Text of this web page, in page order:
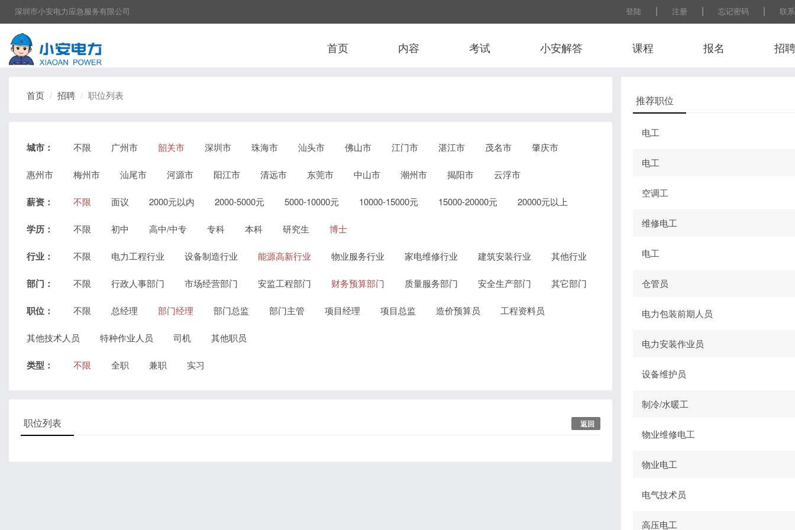
深圳市小安电力应急服务有限公司 登陆 | 注册 | 忘记密码 | 联
首页 内容 考试 小安解答 课程 报名 招聘
首页 招聘 职位列表
城市： 不限 广州市 韶关市 深圳市 珠海市 汕头市 佛山市 江门市 湛江市 茂名市 肇庆市
惠州市 梅州市 汕尾市 河源市 阳江市 清远市 东莞市 中山市 潮州市 揭阳市 云浮市
薪资： 不限 面议 2000元以内 2000-5000元 5000-10000元 10000-15000元 15000-20000元 20000元以上
学历： 不限 初中 高中/中专 专科 本科 研究生 博士
行业： 不限 电力工程行业 设备制造行业 能源高新行业 物业服务行业 家电维修行业 建筑安装行业 其他行业
部门： 不限 行政人事部门 市场经营部门 安监工程部门 财务预算部门 质量服务部门 安全生产部门 其它部门
职位： 不限 总经理 部门经理 部门总监 部门主管 项目经理 项目总监 造价预算员 工程资料员
其他技术人员 特种作业人员 司机 其他职员
类型： 不限 全职 兼职 实习
职位列表 返回
推荐职位
电工
电工
空调工
维修电工
电工
仓管员
电力包装前期人员
电力安装作业员
设备维护员
制冷/水暖工
物业维修电工
物业电工
电气技术员
高压电工